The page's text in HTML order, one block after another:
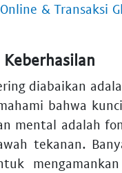
& Transaksi
Keberhasilan
diabaikan
bahwa
mental adalah
tekanan.